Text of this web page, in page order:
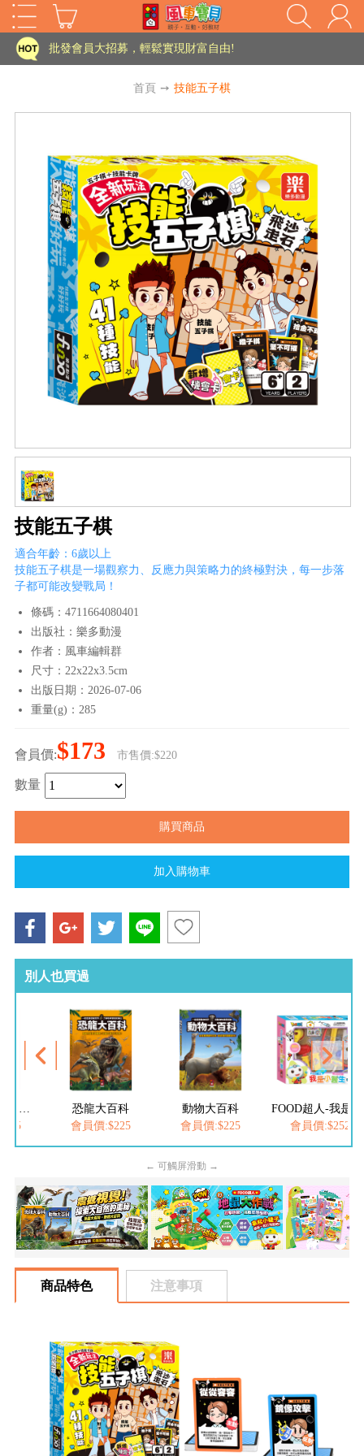
HOT
家長樂了!「風車書版集團暨FOOD超人企業總部」目前正興建中!
批發會員大招募，輕鬆實現財富自由!
老師您好!!幼教會員火熱招募中~
批發會員大招募，輕鬆實現財富自由!
老師您好!!幼教會員火熱招募中~
海外購物免煩惱！點我查看『海外購物流程說明』
首頁 ➙ 技能五子棋
技能五子棋
適合年齡：6歲以上
技能五子棋是一場觀察力、反應力與策略力的終極對決，每一步落
子都可能改變戰局！
條碼：4711664080401
出版社：樂多動漫
作者：風車編輯群
尺寸：22x22x3.5cm
出版日期：2026-07-06
重量(g)：285
會員價:$173 市售價:$220
數量
別人也買過
恐龍大百科
會員價:$225
動物大百科
會員價:$225
會員價:$252
← 可觸屏滑動 →
商品特色 注意事項